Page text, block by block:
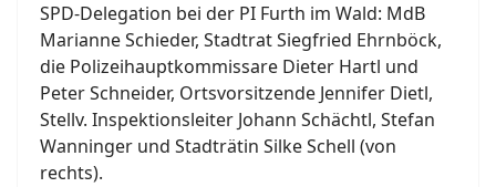
SPD-Delegation bei der PI Furth im Wald: MdB
Marianne Schieder, Stadtrat Siegfried Ehrnböck,
die Polizeihauptkommissare Dieter Hartl und
Peter Schneider, Ortsvorsitzende Jennifer Dietl,
Stellv. Inspektionsleiter Johann Schächtl, Stefan
Wanninger und Stadträtin Silke Schell (von
rechts).